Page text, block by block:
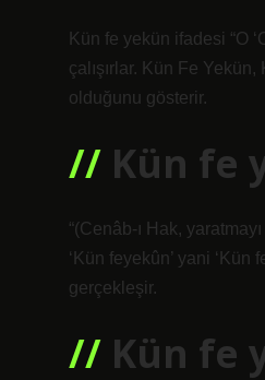
Kün fe yekün ifadesi “O
çalışırlar. Kün Fe
olduğunu gösterir.
Kün fe
“(Cenâb-ı Hak,
‘Kün feyekûn’ yani
gerçekleşir.
Kün fe